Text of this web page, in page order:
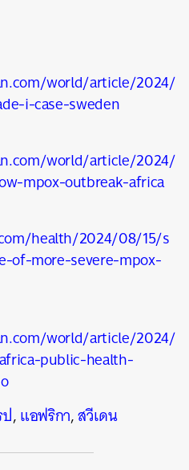
world/article/2024/
i-case-sweden
world/article/2024/
mpox-outbreak-africa
health/2024/08/15/s
of-more-severe-mpox-
world/article/2024/
public-health-
,แอฟริกา,สวีเดน